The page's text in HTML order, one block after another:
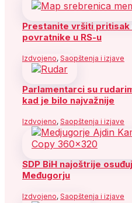
Prestanite vršiti
povratnike u RS-u
Izdvojeno, Saopštenja i izjave
Parlamentarci su
kad je bilo najvažnije
Izdvojeno, Saopštenja i izjave
SDP BiH najoštrije
Međugorju
Izdvojeno, Saopštenja i izjave